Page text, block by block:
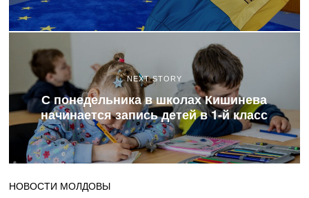
NEXT STORY
С понедельника в школах Кишинева
начинается запись детей в 1-й класс
НОВОСТИ МОЛДОВЫ